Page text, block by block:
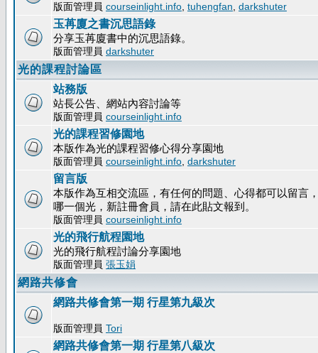
版面管理員 courseinlight.info tuhengfan darkshuter
玉苒廈之書沉思語錄
分享玉苒廈書中的沉思語錄。
版面管理員 darkshuter
光的課程討論區
站務版
站長公告、網站內容討論等
版面管理員 courseinlight.info
光的課程習修園地
本版作為光的課程習修心得分享園地
版面管理員 courseinlight.info darkshuter
留言版
本版作為互相交流區，有任何的問題、心得都可以留言
哪一個光，新註冊會員，請在此貼文報到。
版面管理員 courseinlight.info
光的飛行航程園地
光的飛行航程討論分享園地
版面管理員 張玉娟
網路共修會
網路共修會第一期 行星第九級次
版面管理員 Tori
網路共修會第一期 行星第八級次